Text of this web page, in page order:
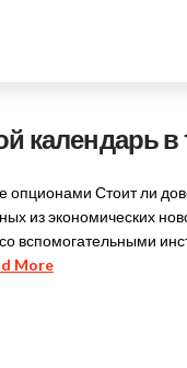
календарь
опционами Стоит ли
из экономических
вспомогательными
More